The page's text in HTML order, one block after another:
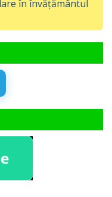
în învățământul